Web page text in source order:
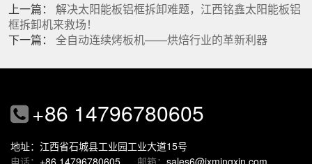
上一篇： 解决太阳能板铝框拆卸难题，江西铭鑫太阳能板铝
框拆卸机来救场！
下一篇： 全自动连续烤板机——烘焙行业的革新利器
+86 14796780605
地址：江西省石城县工业园工业大道15号
电话： +86 14796780605 邮箱： sales6@jxmingxin.com